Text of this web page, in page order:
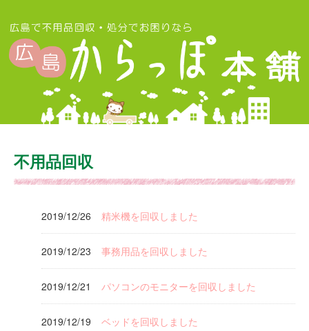
不用品回収
2019/12/26 精米機を回収しました
2019/12/23 事務用品を回収しました
2019/12/21 パソコンのモニターを回収しました
2019/12/19 ベッドを回収しました